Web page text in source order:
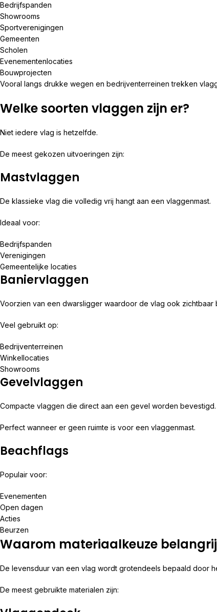
Bedrijfspanden
Showrooms
Sportverenigingen
Gemeenten
Scholen
Evenementenlocaties
Bouwprojecten
Vooral langs drukke wegen en bedrijventerreinen trekken
Welke soorten vlaggen zijn er?
Niet iedere vlag is hetzelfde.
De meest gekozen uitvoeringen zijn:
Mastvlaggen
De klassieke vlag die volledig vrij hangt aan een vlaggenmast.
Ideaal voor:
Bedrijfspanden
Verenigingen
Gemeentelijke locaties
Baniervlaggen
Voorzien van een dwarsligger waardoor de vlag ook zichtbaar
Veel gebruikt op:
Bedrijventerreinen
Winkellocaties
Showrooms
Gevelvlaggen
Compacte vlaggen die direct aan een gevel worden bevestigd.
Perfect wanneer er geen ruimte is voor een vlaggenmast.
Beachflags
Populair voor:
Evenementen
Open dagen
Acties
Beurzen
Waarom materiaalkeuze
De levensduur van een vlag wordt grotendeels bepaald door
De meest gebruikte materialen zijn: